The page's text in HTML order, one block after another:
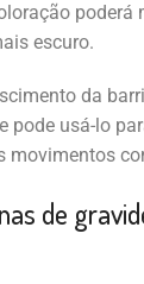
poderá
escuro.
da
pode usá-lo
movimentos
de